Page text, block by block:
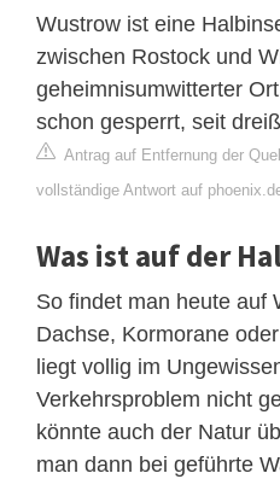
Wustrow ist eine
zwischen Rostock und
geheimnisumwitterter
schon gesperrt, seit
Antrag auf Entfernung der
vollständige Antwort auf
Was ist auf der
So findet man heute auf
Dachse, Kormorane
liegt vollig im
Verkehrsproblem nicht
könnte auch der Natur
man dann bei geführte